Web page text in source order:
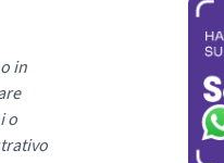
in
o